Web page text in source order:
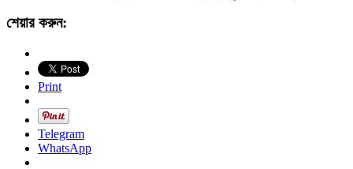
শেয়ার করুন:
Print
Telegram
WhatsApp